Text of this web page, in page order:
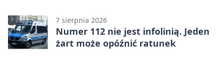
7 sierpnia 2026
Numer 112 nie jest infolinią. Jeden
żart może opóźnić ratunek